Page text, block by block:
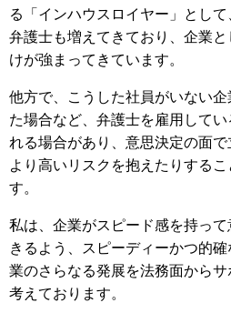
る「インハウスロイヤー」とし
弁護士も増えてきており、企業
けが強まってきています。
他方で、こうした社員がいない
た場合など、弁護士を雇用して
れる場合があり、意思決定の面で
より高いリスクを抱えたりする
す。
私は、企業がスピード感を持っ
きるよう、スピーディーかつ的
業のさらなる発展を法務面から
考えております。